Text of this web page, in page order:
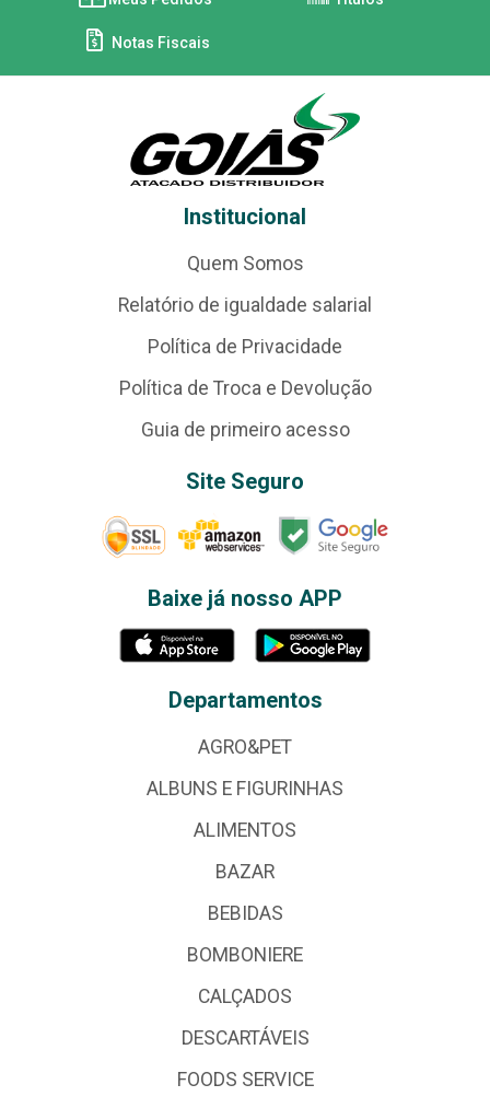
Notas Fiscais
Institucional
Quem Somos
Relatório de igualdade salarial
Política de Privacidade
Política de Troca e Devolução
Guia de primeiro acesso
Site Seguro
Baixe já nosso APP
Departamentos
AGRO&PET
ALBUNS E FIGURINHAS
ALIMENTOS
BAZAR
BEBIDAS
BOMBONIERE
CALÇADOS
DESCARTÁVEIS
FOODS SERVICE